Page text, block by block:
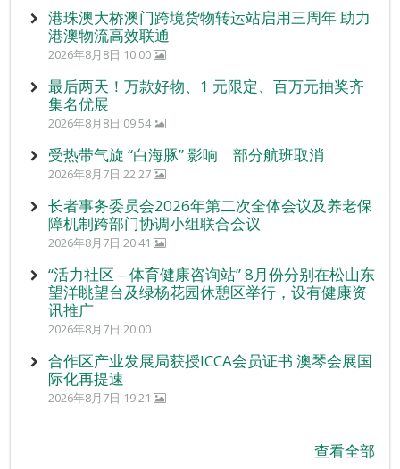
港珠澳大桥澳门跨境货物转运站启用三周年 助力
港澳物流高效联通
2026年8月8日 10:00
最后两天！万款好物、1 元限定、百万元抽奖齐
集名优展
2026年8月8日 09:54
受热带气旋 “白海豚” 影响 部分航班取消
2026年8月7日 22:27
长者事务委员会2026年第二次全体会议及养老保
障机制跨部门协调小组联合会议
2026年8月7日 20:41
“活力社区 – 体育健康咨询站” 8月份分别在松山东
望洋眺望台及绿杨花园休憩区举行，设有健康资
讯推广
2026年8月7日 20:00
合作区产业发展局获授ICCA会员证书 澳琴会展国
际化再提速
2026年8月7日 19:21
查看全部